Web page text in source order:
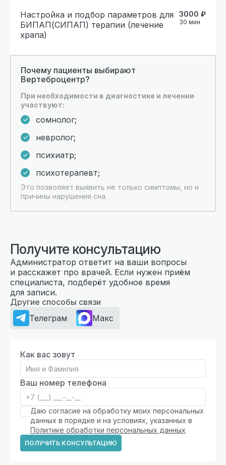
Настройка и подбор параметров для
БИПАП(СИПАП) терапии (лечение
храпа)
30 мин
3000 ₽
Почему пациенты выбирают
Вертеброцентр?
При необходимости в диагностике и лечении
участвуют:
сомнолог;
невролог;
психиатр;
психотерапевт;
Это позволяет выявить не только симптомы, но и
причины нарушения сна.
Получите консультацию
Администратор ответит на ваши вопросы
и расскажет про врачей. Если нужен приём
специалиста, подберёт удобное время
для записи.
Другие способы связи
Телеграм
Макс
Как вас зовут
Ваш номер телефона
Даю согласие на обработку моих персональных
данных в порядке и на условиях, указанных в
Политике обработки персональных данных
ПОЛУЧИТЬ КОНСУЛЬТАЦИЮ